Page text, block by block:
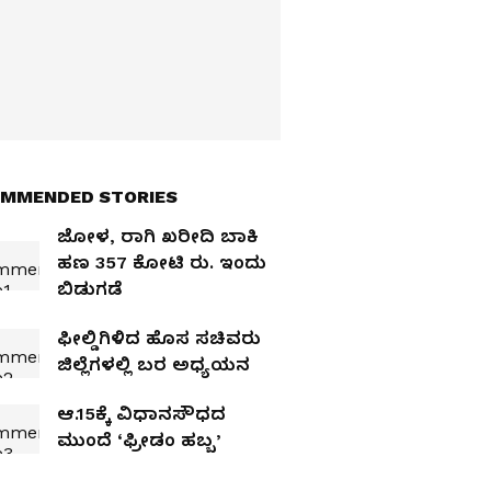
STORIES
ಜೋಳ, ರಾಗಿ ಖರೀದಿ ಬಾಕಿ
ಹಣ 357 ಕೋಟಿ ರು. ಇಂದು
ಬಿಡುಗಡೆ
ಫೀಲ್ಡಿಗಿಳಿದ ಹೊಸ ಸಚಿವರು
ಜಿಲ್ಲೆಗಳಲ್ಲಿ ಬರ ಅಧ್ಯಯನ
ಆ.15ಕ್ಕೆ ವಿಧಾನಸೌಧದ
ಮುಂದೆ ‘ಫ್ರೀಡಂ ಹಬ್ಬ’